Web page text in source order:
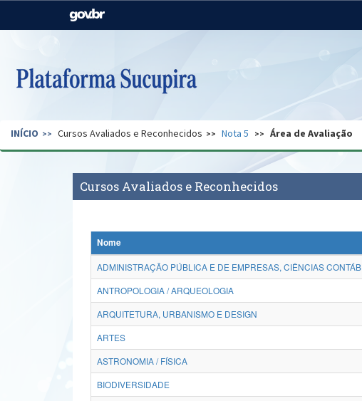
Casa Civil
Pecuária e Abastecimento
Secretaria de Governo Gabinete de Segurança
INÍCIO Cursos Avaliados e Reconhecidos Nota 5 Área de Avaliação
Cursos Avaliados e Reconhecidos
Nome
ADMINISTRAÇÃO PÚBLICA E DE EMPRESAS, CIÊNCIAS
ANTROPOLOGIA / ARQUEOLOGIA
ARQUITETURA, URBANISMO E DESIGN
ARTES
ASTRONOMIA / FÍSICA
BIODIVERSIDADE